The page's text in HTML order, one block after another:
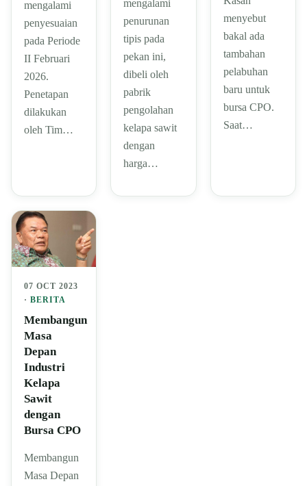
mengalami
penyesuaian
pada Periode
II Februari
2026.
Penetapan
dilakukan
oleh Tim…
mengalami
penurunan
tipis pada
pekan ini,
dibeli oleh
pabrik
pengolahan
kelapa sawit
dengan
harga…
menyebut
bakal ada
tambahan
pelabuhan
baru untuk
bursa CPO.
Saat…
07 OCT 2023
· BERITA
Membangun
Masa
Depan
Industri
Kelapa
Sawit
dengan
Bursa CPO
Membangun
Masa Depan